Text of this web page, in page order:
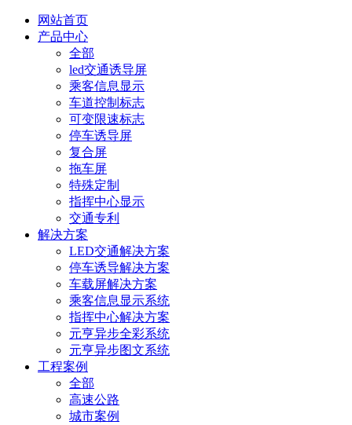
网站首页
产品中心
全部
led交通诱导屏
乘客信息显示
车道控制标志
可变限速标志
停车诱导屏
复合屏
拖车屏
特殊定制
指挥中心显示
交通专利
解决方案
LED交通解决方案
停车诱导解决方案
车载屏解决方案
乘客信息显示系统
指挥中心解决方案
元亨异步全彩系统
元亨异步图文系统
工程案例
全部
高速公路
城市案例